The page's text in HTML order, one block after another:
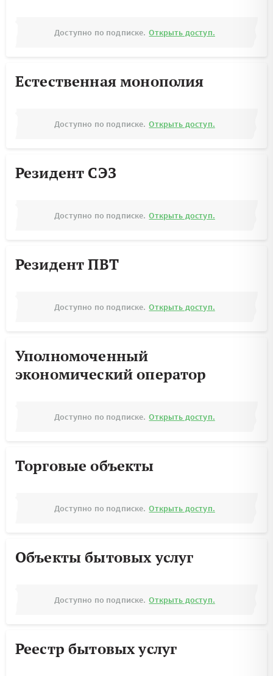
Доступно по подписке. Открыть доступ.
Естественная монополия
Доступно по подписке. Открыть доступ.
Резидент СЭЗ
Доступно по подписке. Открыть доступ.
Резидент ПВТ
Доступно по подписке. Открыть доступ.
Уполномоченный
экономический оператор
Доступно по подписке. Открыть доступ.
Торговые объекты
Доступно по подписке. Открыть доступ.
Объекты бытовых услуг
Доступно по подписке. Открыть доступ.
Реестр бытовых услуг